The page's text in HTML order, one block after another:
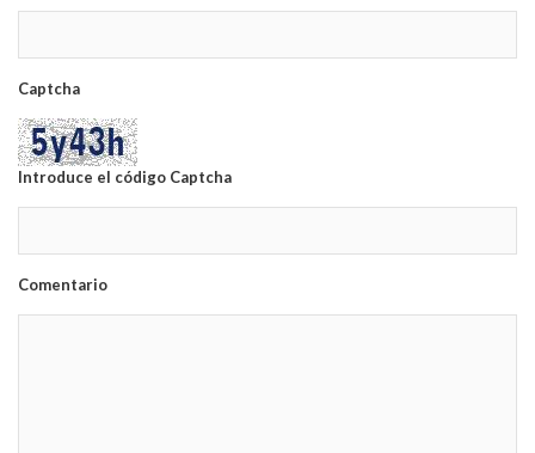
Captcha
Introduce el código Captcha
Comentario